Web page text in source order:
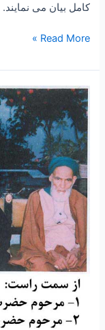
کامل بیان می
Read More »
۷۲-
سرودۀ
مرحوم
آقای
حسن
مولوی
نسب
(قندهاری
)در
مدح
مولا
حضرت
علی
علیه
السلام